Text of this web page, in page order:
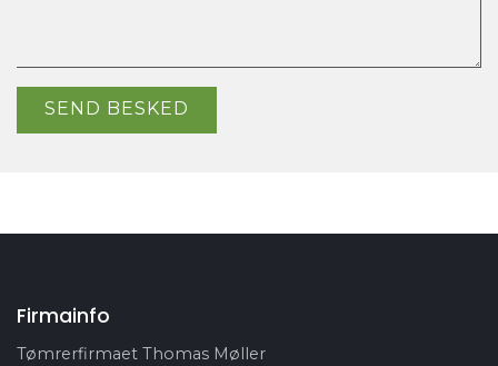
Firmainfo
Tømrerfirmaet Thomas Møller